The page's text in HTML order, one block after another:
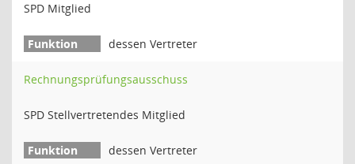
SPD Mitglied
dessen Vertreter
Rechnungsprüfungsausschuss
SPD Stellvertretendes Mitglied
dessen Vertreter